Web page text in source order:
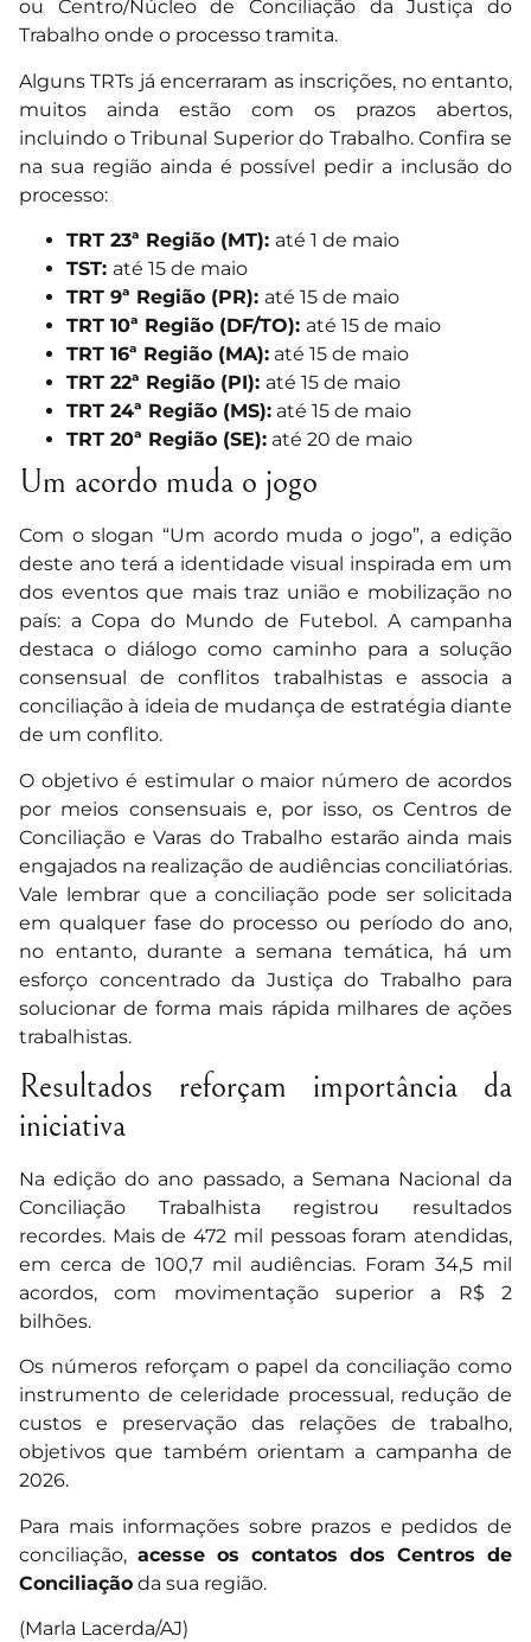
ou Centro/Núcleo de Conciliação da Justiça do
Trabalho onde o processo tramita.
Alguns TRTs já encerraram as inscrições, no entanto,
muitos ainda estão com os prazos abertos,
incluindo o Tribunal Superior do Trabalho. Confira se
na sua região ainda é possível pedir a inclusão do
processo:
TRT 23ª Região (MT): até 1 de maio
TST: até 15 de maio
TRT 9ª Região (PR): até 15 de maio
TRT 10ª Região (DF/TO): até 15 de maio
TRT 16ª Região (MA): até 15 de maio
TRT 22ª Região (PI): até 15 de maio
TRT 24ª Região (MS): até 15 de maio
TRT 20ª Região (SE): até 20 de maio
Um acordo muda o jogo
Com o slogan “Um acordo muda o jogo”, a edição
deste ano terá a identidade visual inspirada em um
dos eventos que mais traz união e mobilização no
país: a Copa do Mundo de Futebol. A campanha
destaca o diálogo como caminho para a solução
consensual de conflitos trabalhistas e associa a
conciliação à ideia de mudança de estratégia diante
de um conflito.
O objetivo é estimular o maior número de acordos
por meios consensuais e, por isso, os Centros de
Conciliação e Varas do Trabalho estarão ainda mais
engajados na realização de audiências conciliatórias.
Vale lembrar que a conciliação pode ser solicitada
em qualquer fase do processo ou período do ano,
no entanto, durante a semana temática, há um
esforço concentrado da Justiça do Trabalho para
solucionar de forma mais rápida milhares de ações
trabalhistas.
Resultados reforçam importância da
iniciativa
Na edição do ano passado, a Semana Nacional da
Conciliação Trabalhista registrou resultados
recordes. Mais de 472 mil pessoas foram atendidas,
em cerca de 100,7 mil audiências. Foram 34,5 mil
acordos, com movimentação superior a R$ 2
bilhões.
Os números reforçam o papel da conciliação como
instrumento de celeridade processual, redução de
custos e preservação das relações de trabalho,
objetivos que também orientam a campanha de
2026.
Para mais informações sobre prazos e pedidos de
conciliação, acesse os contatos dos Centros de
Conciliação da sua região.
(Marla Lacerda/AJ)